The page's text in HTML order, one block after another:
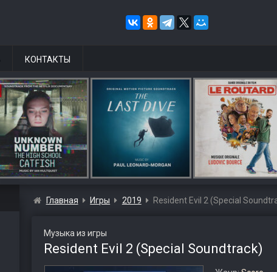
КОНТАКТЫ
Главная Игры 2019 Resident Evil 2 (Special
Музыка из игры
Resident Evil 2 (Special Soundtrack)